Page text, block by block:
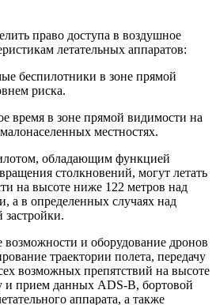
право доступа в воздушное
летательных аппаратов:
беспилотники в зоне прямой
риска.
время в зоне прямой видимости на
местностях.
обладающим функцией
столкновений, могут летать
на высоте ниже 122 метров над
а в определенных случаях над
застройки.
и оборудование дронов
траектории полета, передачу
возможных препятствий на высоте
и прием данных ADS-B, бортовой
аппарата, а также